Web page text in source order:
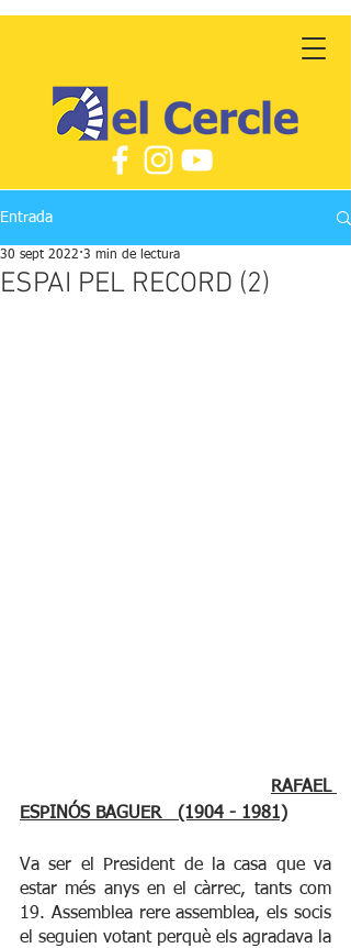
Entrada
ESPAI PEL RECORD (2)
30 sept 2022 3 min de lectura
RAFAEL
ESPINÓS BAGUER   (1904 - 1981)
Va ser el President de la casa que va
estar més anys en el càrrec, tants com
19. Assemblea rere assemblea, els socis
el seguien votant perquè els agradava la